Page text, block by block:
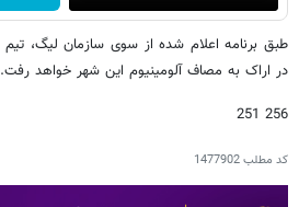
در اراک به مصاف آلومینیوم این شهر خواهد رفت.
256 251
کد مطلب1477902